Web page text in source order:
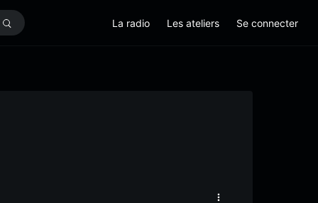
La radio Les ateliers Se connecter